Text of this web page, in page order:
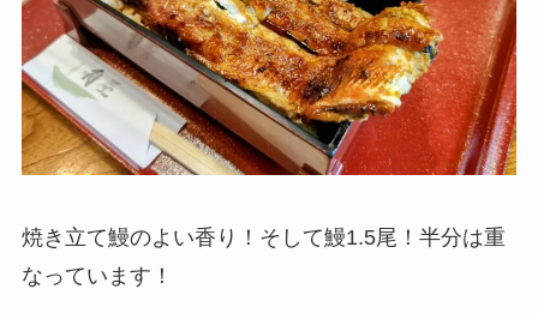
焼き立て鰻のよい香り！そして鰻1.5尾！半分は重
なっています！